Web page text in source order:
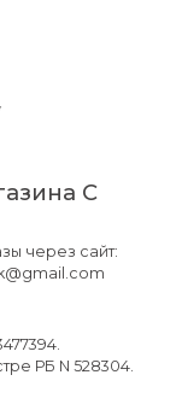
книг,
на основной
или творчества,
размещения
С
через сайт:
РБ N 528304.